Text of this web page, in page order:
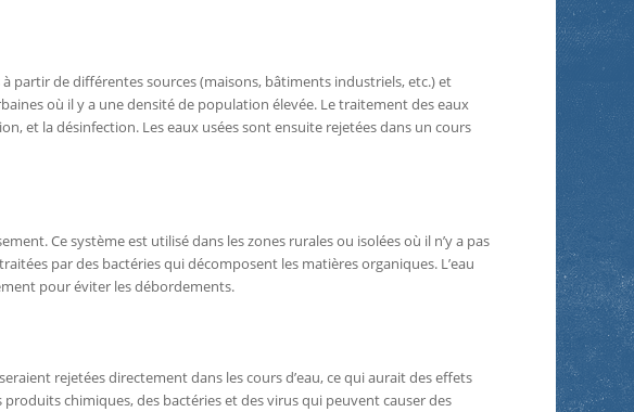
partir de différentes sources (maisons, bâtiments industriels, etc.) et
où il y a une densité de population élevée. Le traitement des eaux
et la désinfection. Les eaux usées sont ensuite rejetées dans un cours
Ce système est utilisé dans les zones rurales ou isolées où il n’y a pas
par des bactéries qui décomposent les matières organiques. L’eau
pour éviter les débordements.
rejetées directement dans les cours d’eau, ce qui aurait des effets
chimiques, des bactéries et des virus qui peuvent causer des